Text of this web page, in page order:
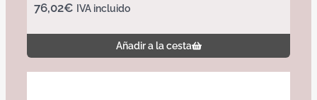
76,02€ IVA incluido
Añadir a la cesta